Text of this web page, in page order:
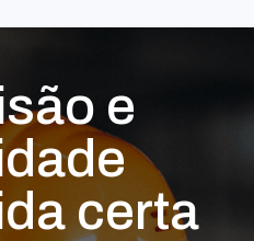
e
certa